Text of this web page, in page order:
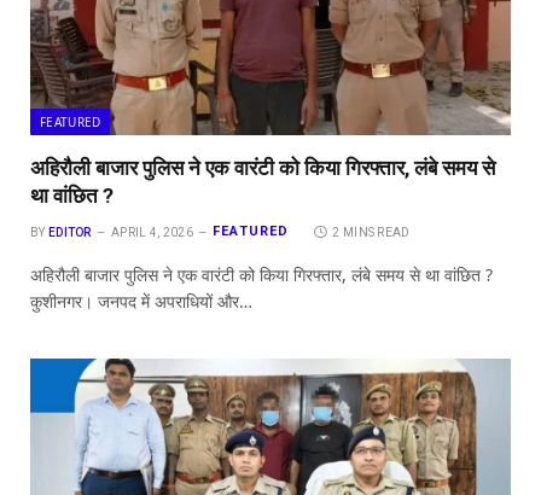
FEATURED
अहिरौली बाजार पुलिस ने एक वारंटी को किया गिरफ्तार, लंबे समय से
था वांछित ?
BY EDITOR APRIL 4, 2026 FEATURED 2 MINS READ
अहिरौली बाजार पुलिस ने एक वारंटी को किया गिरफ्तार, लंबे समय से था वांछित ?
कुशीनगर। जनपद में अपराधियों और…